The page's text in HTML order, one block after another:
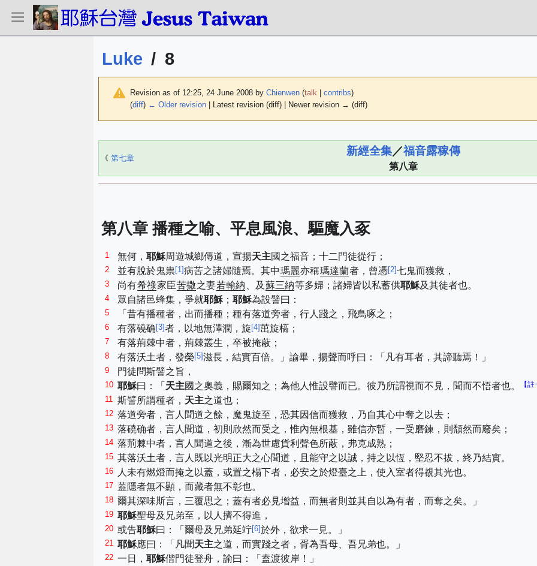
Luke / 8
Revision as of 12:25, 24 June 2008 by Chienwen (talk | contribs)
(diff) ← Older revision | Latest revision (diff) | Newer revision → (diff)
《 第七章
新經全集／福音露稼傳
第八章
第八章 播種之喻、平息風浪、驅魔入豖
1 無何，耶穌周遊城鄉傳道，宣揚天主國之福音；十二門徒從行；
2 並有脫於鬼祟[1]病苦之諸婦隨焉。其中瑪麗亦稱瑪達蘭者，曾憑[2]七鬼而獲救，
3 尚有希祿家臣苦撒之妻若翰納 、及 蘇三納等多婦；諸婦皆以私蓄供耶穌及其徒者也。
4 眾自諸邑蜂集，爭就耶穌；耶穌為設譬曰：
5 「昔有播種者，出而播種；種有落道旁者，行人踐之，飛鳥啄之；
6 有落磽确[3]者，以地無澤潤，旋[4]茁旋槁；
7 有落荊棘中者，荊棘叢生，卒被掩蔽；
8 有落沃土者，發榮[5]滋長，結實百倍。」諭畢，揚聲而呼曰：「凡有耳者，其諦聽焉！」
9 門徒問斯譬之旨，
10 耶穌曰：「 天主國之奧義，賜爾知之；為他人惟設譬而已。彼乃所謂視而不見，聞而不悟者也。 【
11 斯譬所謂種者， 天主之道也；
12 落道旁者，言人聞道之餘，魔鬼旋至，恐其因信而獲救，乃自其心中奪之以去；
13 落磽确者，言人聞道，初則欣然而受之，惟內無根基，雖信亦暫，一受磨鍊，則頹然而廢矣；
14 落荊棘中者，言人聞道之後，漸為世慮貨利聲色所蔽，弗克成熟；
15 其落沃土者，言人既以光明正大之心聞道，且能守之以誠，持之以恆，堅忍不拔，終乃結實。
16 人未有燃燈而掩之以蓋，或置之榻下者，必安之於燈臺之上，使入室者得覩其光也。
17 蓋隱者無不顯，而藏者無不彰也。
18 爾其深味斯言，三覆思之；蓋有者必見增益，而無者則並其自以為有者，而奪之矣。」
19 耶穌聖母及兄弟至，以人擠不得進，
20 或告耶穌曰：「爾母及兄弟延竚[6]於外，欲求一見。」
21 耶穌應曰：「凡聞天主之道，而實踐之者，胥為吾母、吾兄弟也。」
22 一日，耶穌偕門徒登舟，諭曰：「盍渡彼岸！」